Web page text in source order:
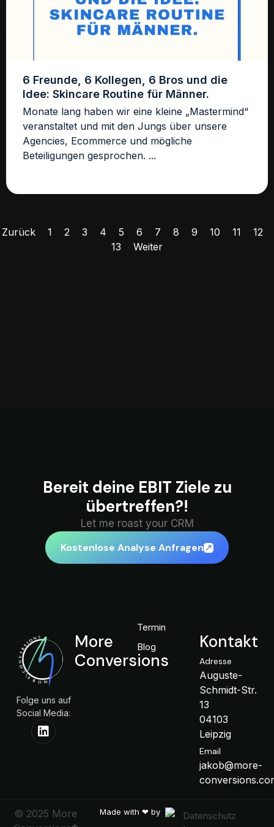
6 Freunde, 6 Kollegen, 6 Bros und die
Idee: Skincare Routine für Männer.
Monate lang haben wir eine kleine „Mastermind“
veranstaltet und mit den Jungs über unsere
Agencies, Ecommerce und mögliche
Beteiligungen gesprochen. ...
Zurück 1 2 3 4 5 6 7 8 9 10 11
12
13
Weiter
Bereit deine EBIT Ziele zu
übertreffen?!
Let me roast your CRM
Kostenlose Analyse Anfragen
Kontakt
Adresse
Auguste-
Schmidt-Str.
13
04103
Leipzig
Email
jakob@more-
Termin
Blog
More
Conversions
Folge uns auf
Social Media:
Datenschutz
Made with ❤ by
© 2025 More